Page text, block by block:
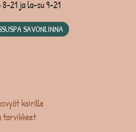
21 ja la-su 9-21
SAVONLINNA
koirille
tarvikkeet